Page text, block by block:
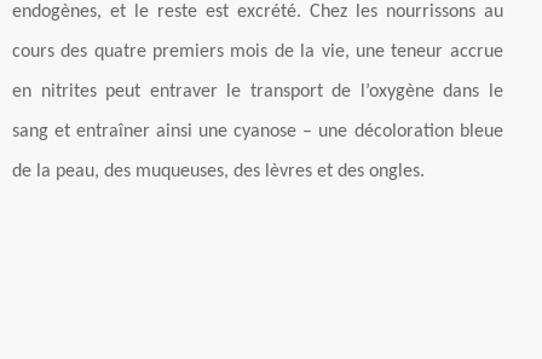
endogènes, et le reste est excrété. Chez les nourrissons au
cours des quatre premiers mois de la vie, une teneur accrue
en nitrites peut entraver le transport de l’oxygène dans le
sang et entraîner ainsi une cyanose – une décoloration bleue
de la peau, des muqueuses, des lèvres et des ongles.